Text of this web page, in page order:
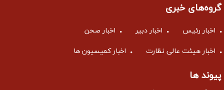
گروه‌های خبری
اخبار رئیس اخبار دبیر اخبار صحن
اخبار هیئت عالی نظارت اخبار کمیسیون ها
پیوند ها